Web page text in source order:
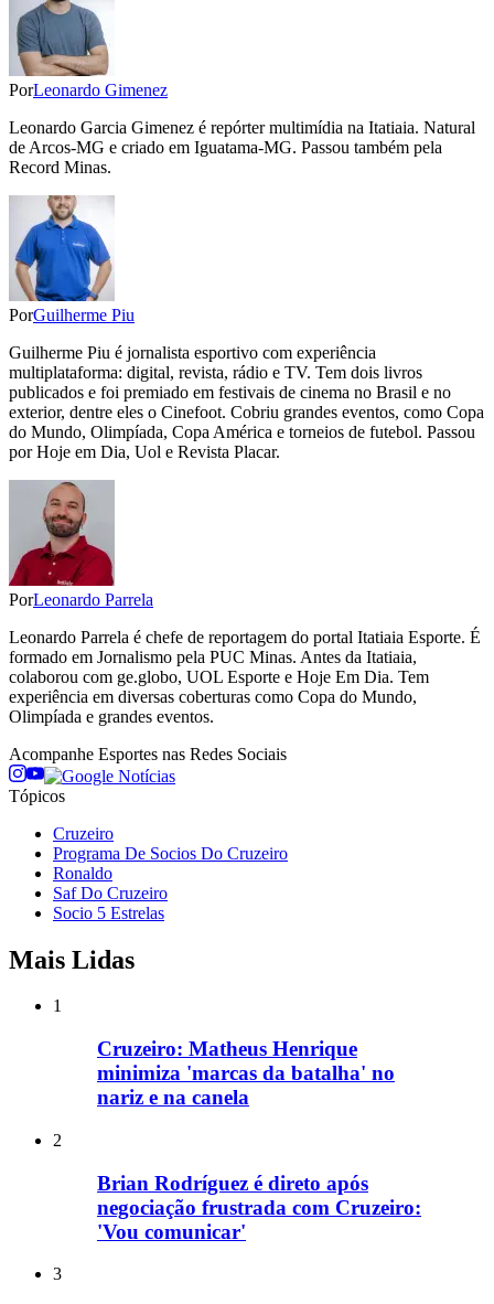
PorLeonardo Gimenez
Leonardo Garcia Gimenez é repórter multimídia na Itatiaia. Natural
de Arcos-MG e criado em Iguatama-MG. Passou também pela
Record Minas.
PorGuilherme Piu
Guilherme Piu é jornalista esportivo com experiência
multiplataforma: digital, revista, rádio e TV. Tem dois livros
publicados e foi premiado em festivais de cinema no Brasil e no
exterior, dentre eles o Cinefoot. Cobriu grandes eventos, como Copa
do Mundo, Olimpíada, Copa América e torneios de futebol. Passou
por Hoje em Dia, Uol e Revista Placar.
PorLeonardo Parrela
Leonardo Parrela é chefe de reportagem do portal Itatiaia Esporte. É
formado em Jornalismo pela PUC Minas. Antes da Itatiaia,
colaborou com ge.globo, UOL Esporte e Hoje Em Dia. Tem
experiência em diversas coberturas como Copa do Mundo,
Olimpíada e grandes eventos.
Acompanhe Esportes nas Redes Sociais
Tópicos
Cruzeiro
Programa De Socios Do Cruzeiro
Ronaldo
Saf Do Cruzeiro
Socio 5 Estrelas
Mais Lidas
1
Cruzeiro: Matheus Henrique
minimiza 'marcas da batalha' no
nariz e na canela
2
Brian Rodríguez é direto após
negociação frustrada com Cruzeiro:
'Vou comunicar'
3